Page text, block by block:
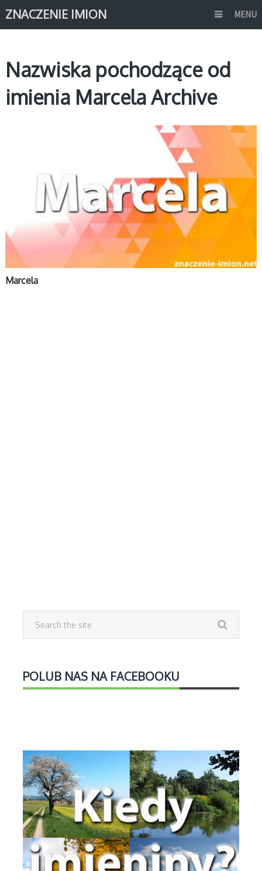
ZNACZENIE IMION MENU
Nazwiska pochodzące od
imienia Marcela Archive
Marcela
POLUB NAS NA FACEBOOKU